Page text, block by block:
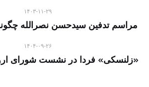
۱۴۰۳-۱۱-۲۹
مراسم تدفین سیدحسن نصرالله
۱۴۰۴-۰۹-۲۶
«زلنسکی» فردا در نشست شورای